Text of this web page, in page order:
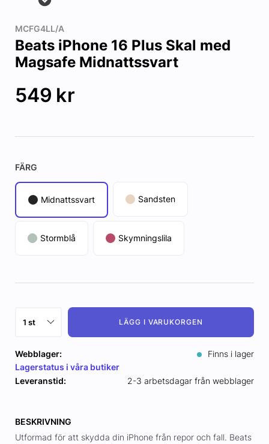
MCFG4LL/A
Beats iPhone 16 Plus Skal med
Magsafe Midnattssvart
549 kr
FÄRG
Midnattssvart Sandsten
Stormblå Skymningslila
LÄGG I VARUKORGEN
Webblager:
Finns i lager
Lagerstatus i våra butiker
Leveranstid:
2-3 arbetsdagar från webblager
BESKRIVNING
Utformad för att skydda din iPhone från repor och fall. Beats